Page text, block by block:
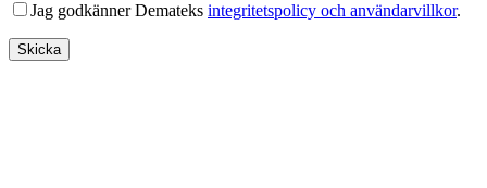
Jag godkänner Demateks integritetspolicy och användarvillkor.